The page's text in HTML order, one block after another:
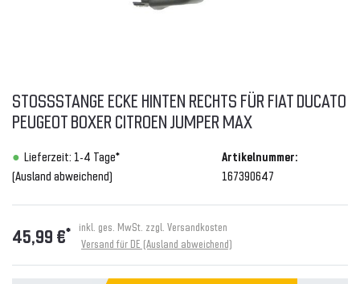
STOSSSTANGE ECKE HINTEN RECHTS FÜR FIAT DUCATO P
EUGEOT BOXER CITROEN JUMPER MAX
Lieferzeit: 1-4 Tage*
(Ausland abweichend)
Artikelnummer:
167390647
45,99 €* inkl. ges. MwSt. zzgl. Versandkosten
Versand für DE (Ausland abweichend)